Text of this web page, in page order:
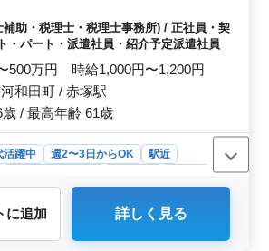
務申告の作成、チェック ・申告業務(税務
告書の作成、提出) ・来客や問い合わせな
歴不問 業績好調につき増員募集 税理士の
優遇致します。
助・税理士・税理士事務所) / 正社員・契
・パート・派遣社員・紹介予定派遣社員
500万円 時給1,000円〜1,200円
和田町 / 赤塚駅
/ 最高年齢 61歳
活躍中 週2〜3日からOK
駅近
紹介予定派遣社員
会計事務所
ト
に追加 詳しく見る